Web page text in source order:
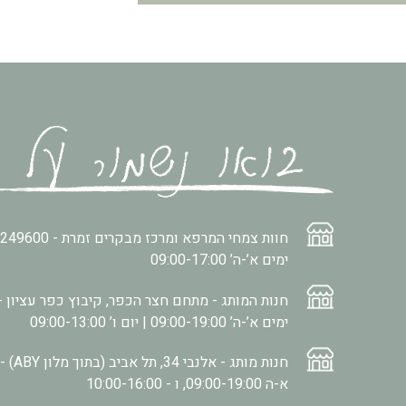
חוות צמחי המרפא ומרכז מבקרים זמרת -
ימים א’-ה’ 09:00-17:00
חנות המותג - מתחם חצר הכפר, קיבוץ כפר עציון
ימים א’-ה’ 09:00-19:00 | יום ו’ 09:00-13:00
חנות מותג - אלנבי 34, תל אביב (בתוך מלון ABY) -
א-ה 09:00-19:00, ו - 10:00-16:00